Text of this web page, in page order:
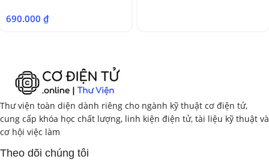
690.000 ₫
Thư viện toàn diện dành riêng cho ngành kỹ thuật cơ điện tử,
cung cấp khóa học chất lượng, linh kiện điện tử, tài liệu kỹ thuật và
cơ hội việc làm
Theo dõi chúng tôi